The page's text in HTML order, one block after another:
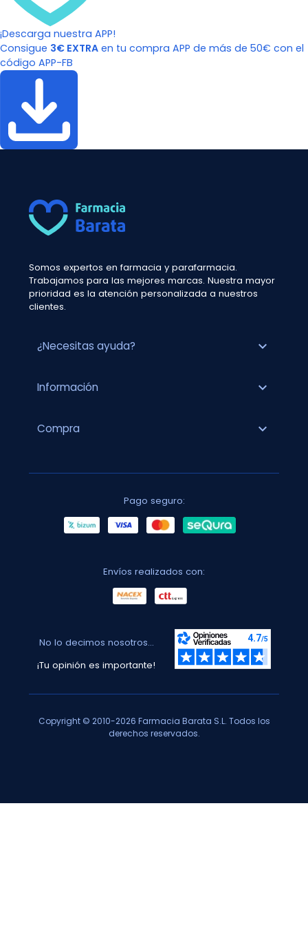
¡Descarga nuestra APP!
Consigue 3€ EXTRA en tu compra APP de más de 50€ con el
código APP-FB
Somos expertos en farmacia y parafarmacia.
Trabajamos para las mejores marcas. Nuestra mayor
prioridad es la atención personalizada a nuestros
clientes.
¿Necesitas ayuda? expand_more
Información expand_more
Compra expand_more
Pago seguro:
Envíos realizados con:
No lo decimos nosotros...
¡Tu opinión es importante!
Copyright © 2010-2026 Farmacia Barata S.L. Todos los
derechos reservados.